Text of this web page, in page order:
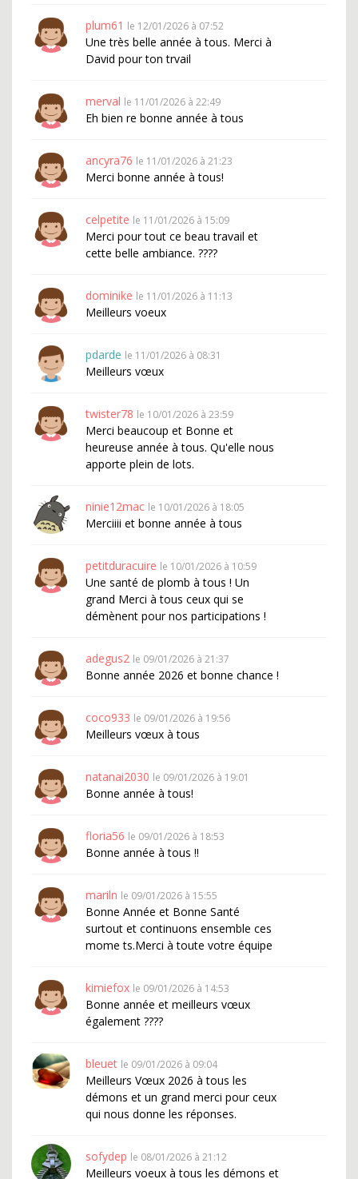
plum61 le 12/01/2026 à 07:52
Une très belle année à tous. Merci à
David pour ton trvail
merval le 11/01/2026 à 22:49
Eh bien re bonne année à tous
ancyra76 le 11/01/2026 à 21:23
Merci bonne année à tous!
celpetite le 11/01/2026 à 15:09
Merci pour tout ce beau travail et
cette belle ambiance. ????
dominike le 11/01/2026 à 11:13
Meilleurs voeux
pdarde le 11/01/2026 à 08:31
Meilleurs vœux
twister78 le 10/01/2026 à 23:59
Merci beaucoup et Bonne et
heureuse année à tous. Qu'elle nous
apporte plein de lots.
ninie12mac le 10/01/2026 à 18:05
Merciiii et bonne année à tous
petitduracuire le 10/01/2026 à 10:59
Une santé de plomb à tous ! Un
grand Merci à tous ceux qui se
démènent pour nos participations !
adegus2 le 09/01/2026 à 21:37
Bonne année 2026 et bonne chance !
coco933 le 09/01/2026 à 19:56
Meilleurs vœux à tous
natanai2030 le 09/01/2026 à 19:01
Bonne année à tous!
floria56 le 09/01/2026 à 18:53
Bonne année à tous !!
mariln le 09/01/2026 à 15:55
Bonne Année et Bonne Santé
surtout et continuons ensemble ces
mome ts.Merci à toute votre équipe
kimiefox le 09/01/2026 à 14:53
Bonne année et meilleurs vœux
également ????
bleuet le 09/01/2026 à 09:04
Meilleurs Vœux 2026 à tous les
démons et un grand merci pour ceux
qui nous donne les réponses.
sofydep le 08/01/2026 à 21:12
Meilleurs voeux à tous les démons et